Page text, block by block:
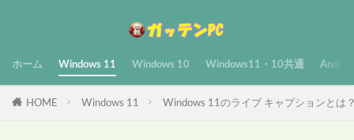
ホーム Windows 11 Windows 10 Windows11・10共通
HOME Windows 11 Windows 11のライブ キャプションとは